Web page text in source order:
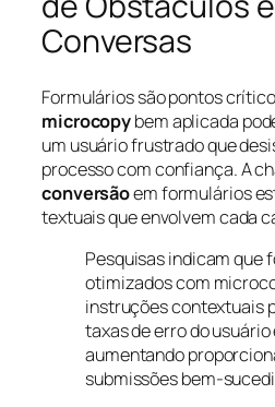
Conversas
Formulários são pontos
microcopybem aplicada
um usuário frustrado que
processo com confiança. A
conversãoem formulários
textuais que envolvem cada
Pesquisas indicam que
otimizados com
instruções contextuais
taxas de erro do
aumentando
submissões bem-